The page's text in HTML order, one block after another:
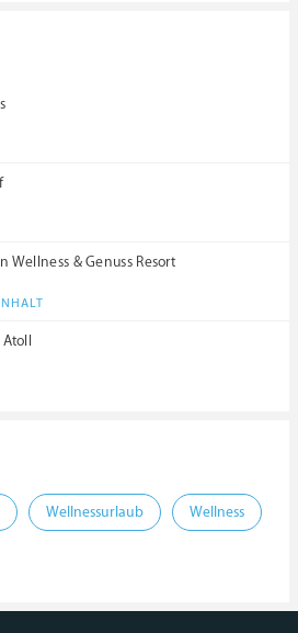
Wellness & Genuss Resort
Atoll
Wellnessurlaub Wellness